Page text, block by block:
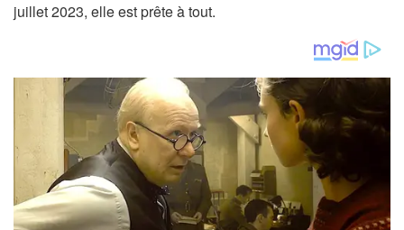
juillet 2023, elle est prête à tout.